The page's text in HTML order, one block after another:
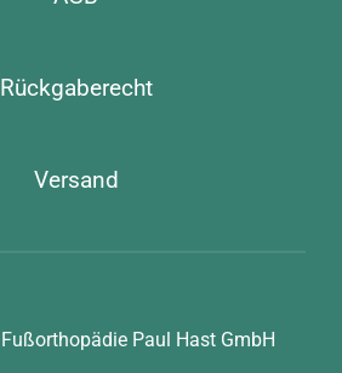
Rückgaberecht
Versand
Fußorthopädie Paul Hast GmbH